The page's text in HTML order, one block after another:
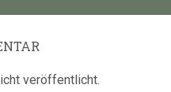
veröffentlicht.